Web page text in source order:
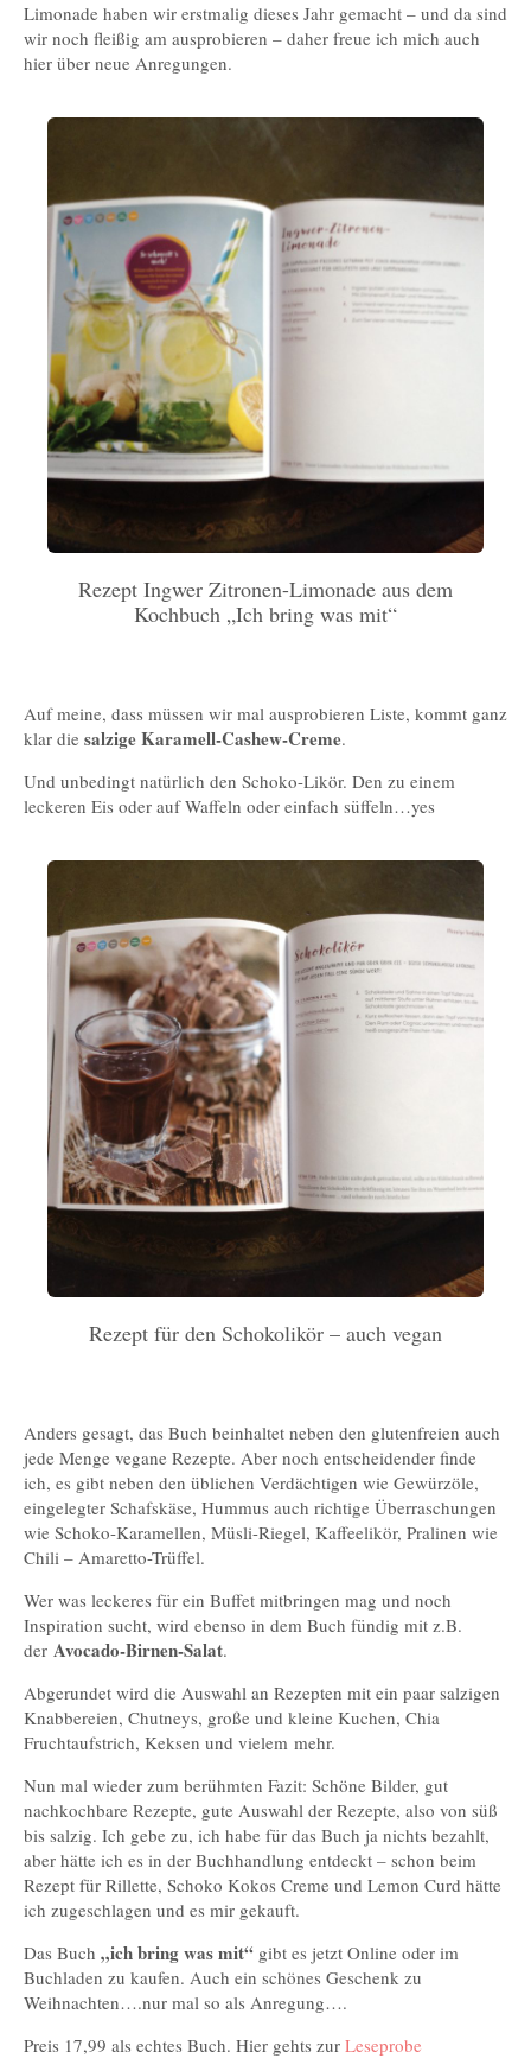
Limonade haben wir erstmalig dieses Jahr gemacht – und da sind
wir noch fleißig am ausprobieren – daher freue ich mich auch
hier über neue Anregungen.
Rezept Ingwer Zitronen-Limonade aus dem
Kochbuch „Ich bring was mit“
Auf meine, dass müssen wir mal ausprobieren Liste, kommt ganz
klar die salzige Karamell-Cashew-Creme.
Und unbedingt natürlich den Schoko-Likör. Den zu einem
leckeren Eis oder auf Waffeln oder einfach süffeln…yes
Rezept für den Schokolikör – auch vegan
Anders gesagt, das Buch beinhaltet neben den glutenfreien auch
jede Menge vegane Rezepte. Aber noch entscheidender finde
ich, es gibt neben den üblichen Verdächtigen wie Gewürzöle,
eingelegter Schafskäse, Hummus auch richtige Überraschungen
wie Schoko-Karamellen, Müsli-Riegel, Kaffeelikör, Pralinen wie
Chili – Amaretto-Trüffel.
Wer was leckeres für ein Buffet mitbringen mag und noch
Inspiration sucht, wird ebenso in dem Buch fündig mit z.B.
der Avocado-Birnen-Salat.
Abgerundet wird die Auswahl an Rezepten mit ein paar salzigen
Knabbereien, Chutneys, große und kleine Kuchen, Chia
Fruchtaufstrich, Keksen und vielem mehr.
Nun mal wieder zum berühmten Fazit: Schöne Bilder, gut
nachkochbare Rezepte, gute Auswahl der Rezepte, also von süß
bis salzig. Ich gebe zu, ich habe für das Buch ja nichts bezahlt,
aber hätte ich es in der Buchhandlung entdeckt – schon beim
Rezept für Rillette, Schoko Kokos Creme und Lemon Curd hätte
ich zugeschlagen und es mir gekauft.
Das Buch „ich bring was mit“ gibt es jetzt Online oder im
Buchladen zu kaufen. Auch ein schönes Geschenk zu
Weihnachten….nur mal so als Anregung….
Preis 17,99 als echtes Buch. Hier gehts zur Leseprobe